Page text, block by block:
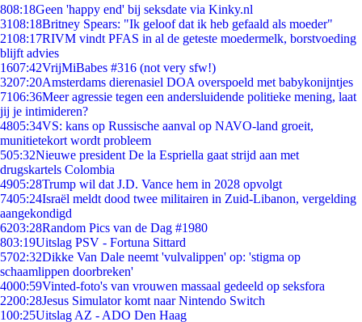
808:18Geen 'happy end' bij seksdate via Kinky.nl
3108:18Britney Spears: "Ik geloof dat ik heb gefaald als moeder"
2108:17RIVM vindt PFAS in al de geteste moedermelk, borstvoeding
blijft advies
1607:42VrijMiBabes #316 (not very sfw!)
3207:20Amsterdams dierenasiel DOA overspoeld met babykonijntjes
7106:36Meer agressie tegen een andersluidende politieke mening, laat
jij je intimideren?
4805:34VS: kans op Russische aanval op NAVO-land groeit,
munitietekort wordt probleem
505:32Nieuwe president De la Espriella gaat strijd aan met
drugskartels Colombia
4905:28Trump wil dat J.D. Vance hem in 2028 opvolgt
7405:24Israël meldt dood twee militairen in Zuid-Libanon, vergelding
aangekondigd
6203:28Random Pics van de Dag #1980
803:19Uitslag PSV - Fortuna Sittard
5702:32Dikke Van Dale neemt 'vulvalippen' op: 'stigma op
schaamlippen doorbreken'
4000:59Vinted-foto's van vrouwen massaal gedeeld op seksfora
2200:28Jesus Simulator komt naar Nintendo Switch
100:25Uitslag AZ - ADO Den Haag